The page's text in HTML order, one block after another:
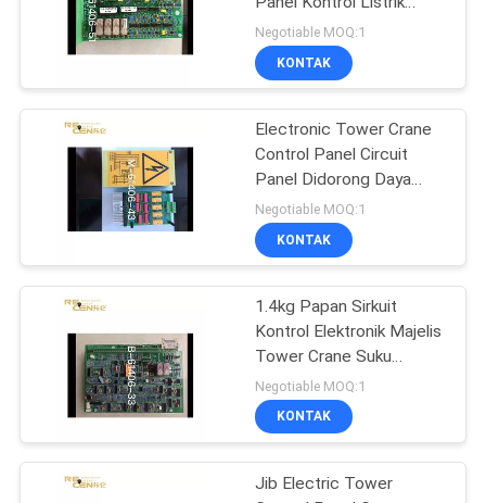
Suku Cadang Tower
Crane
26
Panel Kontrol Tower
Crane
Kabinet
Negotiable MOQ:1
KONTAK
Electronic Tower Crane
Control Panel Circuit
Panel Didorong Daya
Tahan Tinggi
Negotiable MOQ:1
KONTAK
1.4kg Papan Sirkuit
Kontrol Elektronik Majelis
Tower Crane Suku
Cadang
Negotiable MOQ:1
KONTAK
Jib Electric Tower